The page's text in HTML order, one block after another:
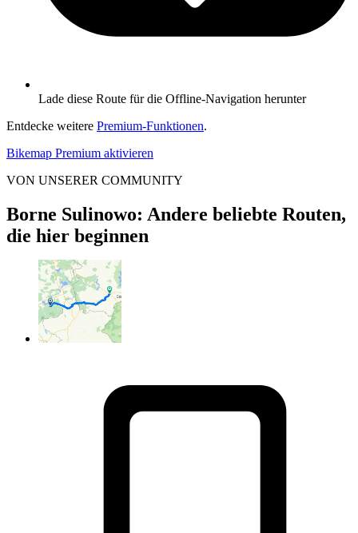
Lade diese Route für die Offline-Navigation herunter
Entdecke weitere Premium-Funktionen.
Bikemap Premium aktivieren
VON UNSERER COMMUNITY
Borne Sulinowo: Andere beliebte Routen,
die hier beginnen